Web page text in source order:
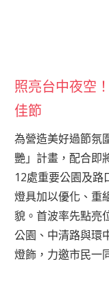
照亮台中夜空
佳節
為營造美好過節氛
艷」計畫，配合即
12處重要公園及路
燈具加以優化、重
貌。首波率先點亮
公園、中清路與環
燈飾，力邀市民一